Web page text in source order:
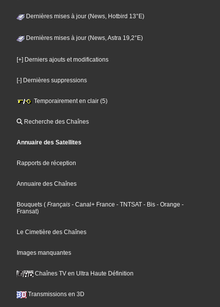
Dernières mises à jour (News, Hotbird 13°E)
Dernières mises à jour (News, Astra 19,2°E)
[+] Derniers ajouts et modifications
[-] Dernières suppressions
Temporairement en clair (5)
Recherche des Chaînes
Annuaire des Satellites
Rapports de réception
Annuaire des Chaînes
Bouquets ( Français - Canal+ France - TNTSAT - Bis - Orange -
Fransat)
Le Cimetière des Chaînes
Images manquantes
Chaînes TV en Ultra Haute Définition
Transmissions en 3D